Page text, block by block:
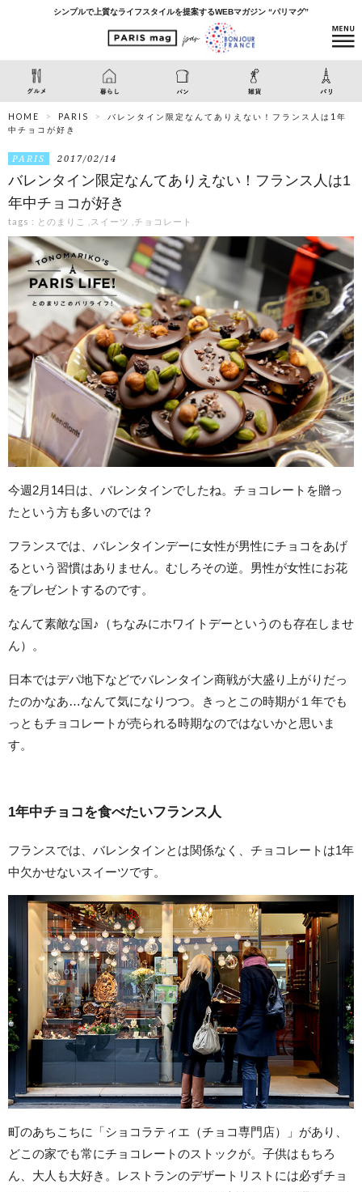
シンプルで上質なライフスタイルを提案するWEBマガジン “パリマグ”
HOME PARIS
バレンタイン限定なんてありえない！フランス人は1年
中チョコが好き
PARIS 2017/02/14
バレンタイン限定なんてありえない！フランス人は1
年中チョコが好き
tags : とのまりこ スイーツ チョコレート
今週2月14日は、バレンタインでしたね。チョコレートを贈っ
たという方も多いのでは？
フランスでは、バレンタインデーに女性が男性にチョコをあげ
るという習慣はありません。むしろその逆。男性が女性にお花
をプレゼントするのです。
なんて素敵な国♪（ちなみにホワイトデーというのも存在しませ
ん）。
日本ではデパ地下などでバレンタイン商戦が大盛り上がりだっ
たのかなあ…なんて気になりつつ。きっとこの時期が１年でも
っともチョコレートが売られる時期なのではないかと思いま
す。
1年中チョコを食べたいフランス人
フランスでは、バレンタインとは関係なく、チョコレートは1年
中欠かせないスイーツです。
町のあちこちに「ショコラティエ（チョコ専門店）」があり、
どこの家でも常にチョコレートのストックが。子供はもちろ
ん、大人も大好き。レストランのデザートリストには必ずチョ